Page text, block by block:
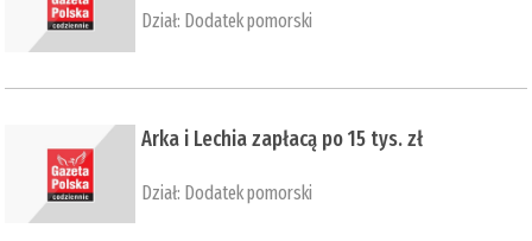
Dział: Dodatek pomorski
​Arka i Lechia zapłacą po 15 tys. zł
Dział: Dodatek pomorski